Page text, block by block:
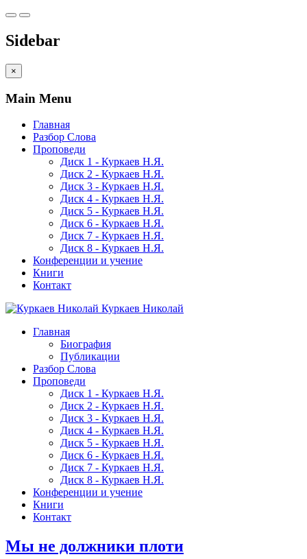
Sidebar
×
Main Menu
Главная
Разбор Слова
Проповеди
Диск 1 - Куркаев Н.Я.
Диск 2 - Куркаев Н.Я.
Диск 3 - Куркаев Н.Я.
Диск 4 - Куркаев Н.Я.
Диск 5 - Куркаев Н.Я.
Диск 6 - Куркаев Н.Я.
Диск 7 - Куркаев Н.Я.
Диск 8 - Куркаев Н.Я.
Конференции и учение
Книги
Контакт
Куркаев Николай
Главная
Биография
Публикации
Разбор Слова
Проповеди
Диск 1 - Куркаев Н.Я.
Диск 2 - Куркаев Н.Я.
Диск 3 - Куркаев Н.Я.
Диск 4 - Куркаев Н.Я.
Диск 5 - Куркаев Н.Я.
Диск 6 - Куркаев Н.Я.
Диск 7 - Куркаев Н.Я.
Диск 8 - Куркаев Н.Я.
Конференции и учение
Книги
Контакт
Мы не должники плоти